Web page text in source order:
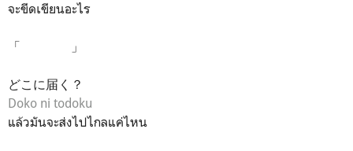
จะขีดเขียนอะไร
「 」
どこに届く？
Doko ni todoku
แล้วมันจะส่งไปไกลแค่ไหน